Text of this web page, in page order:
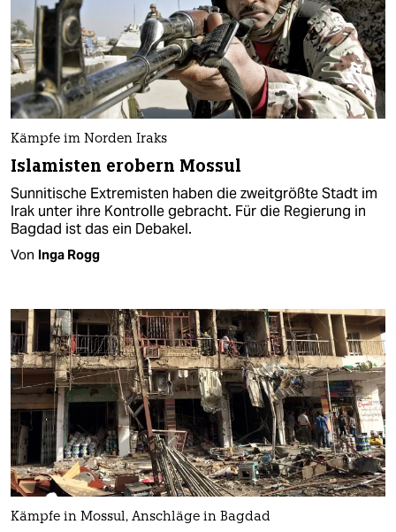
Kämpfe im Norden Iraks
Islamisten erobern Mossul
Sunnitische Extremisten haben die zweitgrößte Stadt im
Irak unter ihre Kontrolle gebracht. Für die Regierung in
Bagdad ist das ein Debakel.
Von Inga Rogg
Kämpfe in Mossul, Anschläge in Bagdad